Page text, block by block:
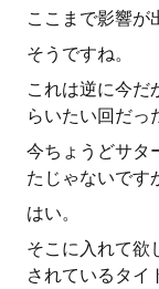
ここまで影響が
そうですね。
これは逆に今だ
らいたい回だっ
今ちょうどサタ
たじゃないです
はい。
そこに入れて欲
されているタイ